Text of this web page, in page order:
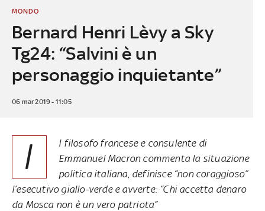
Bernard Henri Lèvy a Sky
Tg24: “Salvini è un
personaggio inquietante”
MONDO
06 mar 2019 - 11:05
I
l filosofo francese e consulente di
Emmanuel Macron commenta la situazione
politica italiana, definisce “non coraggioso”
l’esecutivo giallo-verde e avverte: “Chi accetta denaro
da Mosca non è un vero patriota”